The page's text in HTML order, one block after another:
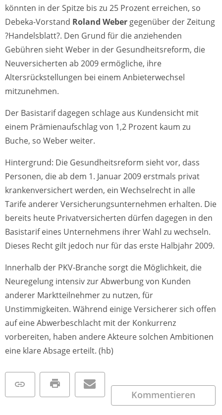
könnten in der Spitze bis zu 25 Prozent erreichen, so
Debeka-Vorstand Roland Weber gegenüber der Zeitung
?Handelsblatt?. Den Grund für die anziehenden
Gebühren sieht Weber in der Gesundheitsreform, die
Neuversicherten ab 2009 ermögliche, ihre
Altersrückstellungen bei einem Anbieterwechsel
mitzunehmen.
Der Basistarif dagegen schlage aus Kundensicht mit
einem Prämienaufschlag von 1,2 Prozent kaum zu
Buche, so Weber weiter.
Hintergrund: Die Gesundheitsreform sieht vor, dass
Personen, die ab dem 1. Januar 2009 erstmals privat
krankenversichert werden, ein Wechselrecht in alle
Tarife anderer Versicherungsunternehmen erhalten. Die
bereits heute Privatversicherten dürfen dagegen in den
Basistarif eines Unternehmens ihrer Wahl zu wechseln.
Dieses Recht gilt jedoch nur für das erste Halbjahr 2009.
Innerhalb der PKV-Branche sorgt die Möglichkeit, die
Neuregelung intensiv zur Abwerbung von Kunden
anderer Marktteilnehmer zu nutzen, für
Unstimmigkeiten. Während einige Versicherer sich offen
auf eine Abwerbeschlacht mit der Konkurrenz
vorbereiten, haben andere Akteure solchen Ambitionen
eine klare Absage erteilt. (hb)
Kommentieren